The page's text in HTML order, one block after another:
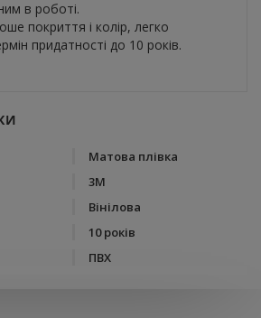
в роботі.
покриття і колір, легко
придатності до 10 років.
Матова плівка
3М
Вінілова
10 років
ПВХ